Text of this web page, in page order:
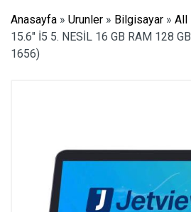
Anasayfa » Urunler » Bilgisayar » All
15.6″ İ5 5. NESİL 16 GB RAM 128
1656)